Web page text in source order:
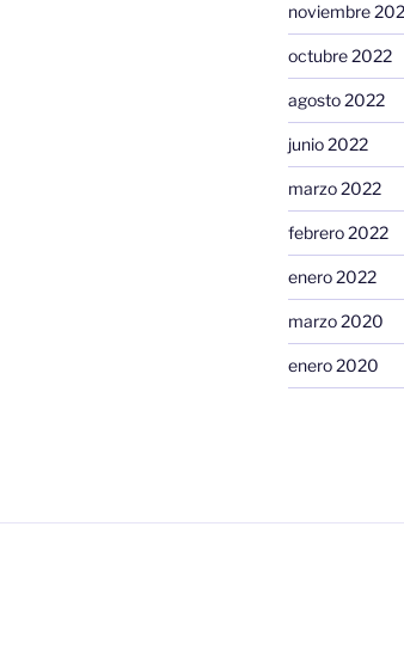
noviembre
octubre 2022
agosto 2022
junio 2022
marzo 2022
febrero 2022
enero 2022
marzo 2020
enero 2020